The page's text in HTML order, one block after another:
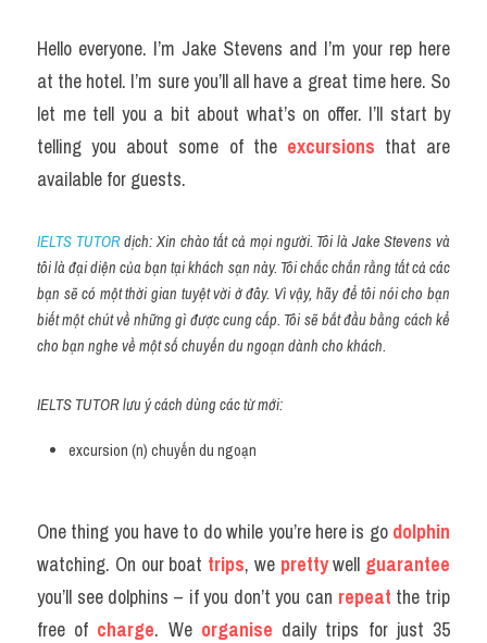
Hello everyone. I’m Jake Stevens and I’m your rep here
at the hotel. I’m sure you’ll all have a great time here. So
let me tell you a bit about what’s on offer. I’ll start by
telling you about some of the excursions that are
available for guests.
IELTS TUTOR dịch: Xin chào tất cả mọi người. Tôi là Jake Stevens và
tôi là đại diện của bạn tại khách sạn này. Tôi chắc chắn rằng tất cả các
bạn sẽ có một thời gian tuyệt vời ở đây. Vì vậy, hãy để tôi nói cho bạn
biết một chút về những gì được cung cấp. Tôi sẽ bắt đầu bằng cách kể
cho bạn nghe về một số chuyến du ngoạn dành cho khách.
IELTS TUTOR lưu ý cách dùng các từ mới:
excursion (n) chuyến du ngoạn
One thing you have to do while you’re here is go dolphin
watching. On our boat trips, we pretty well guarantee
you’ll see dolphins – if you don’t you can repeat the trip
free of charge. We organise daily trips for just 35